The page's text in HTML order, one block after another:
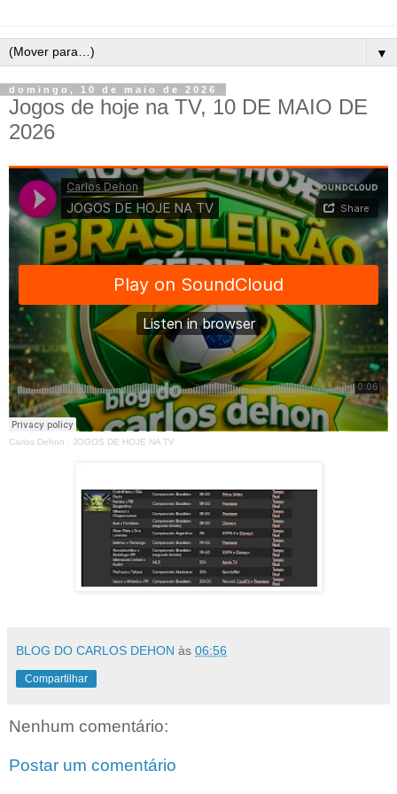
▼
domingo, 10 de maio de 2026
Jogos de hoje na TV, 10 DE MAIO DE
2026
Carlos Dehon · JOGOS DE HOJE NA TV
BLOG DO CARLOS DEHON às 06:56
Compartilhar
Nenhum comentário:
Postar um comentário